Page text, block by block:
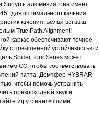
Surlyn и алюминия, она имеет
для оптимального качения
качения. Белая вставка
True Path Alignment!
каркас обеспечивают точное
с повышенной устойчивостью и
Spider Tour Series может
CG, чтобы соответствовать
патта. Демпфер HYBRAR
чтобы помочь устранить
превосходный звук и
игру с наилучшими